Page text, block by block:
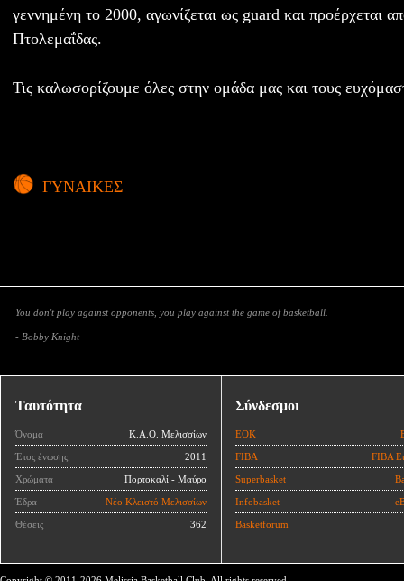
γεννημένη το 2000, αγωνίζεται ως guard και προέρχεται
Πτολεμαΐδας.
Τις καλωσορίζουμε όλες στην ομάδα μας και τους
ΓΥΝΑΙΚΕΣ
You don't play against opponents, you play against the game of basketball.
- Bobby Knight
Ταυτότητα
Όνομα Κ.Α.Ο. Μελισσίων
Έτος ένωσης 2011
Χρώματα Πορτοκαλί - Μαύρο
Έδρα Νέο Κλειστό Μελισσίων
Θέσεις 362
Σύνδεσμοι
ΕΟΚ
FIBA FIBA
Superbasket
Infobasket
Basketforum